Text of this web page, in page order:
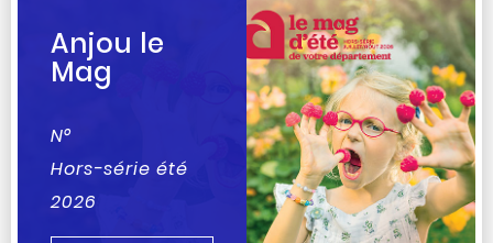
Anjou le
Mag
N°
Hors-série été
2026